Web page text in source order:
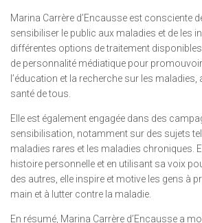
Marina Carrère d’Encausse est consciente
sensibiliser le public aux maladies et de les
différentes options de traitement
de personnalité médiatique pour promouvoir
l’éducation et la recherche sur les maladies,
santé de tous.
Elle est également engagée dans des
sensibilisation, notamment sur des sujets
maladies rares et les maladies chroniques.
histoire personnelle et en utilisant sa voix
des autres, elle inspire et motive les gens à
main et à lutter contre la maladie.
En résumé, Marina Carrère d’Encausse a